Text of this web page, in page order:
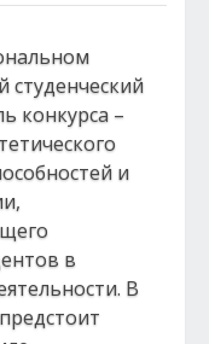
студенческий
конкурса –
и
в
В